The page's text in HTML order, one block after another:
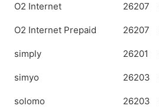
O2 Internet 26207
O2 Internet Prepaid 26207
simply 26201
simyo 26203
solomo 26203